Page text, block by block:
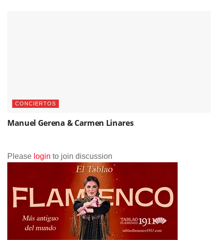
CONCIERTOS
Manuel Gerena & Carmen Linares
Please login to join discussion